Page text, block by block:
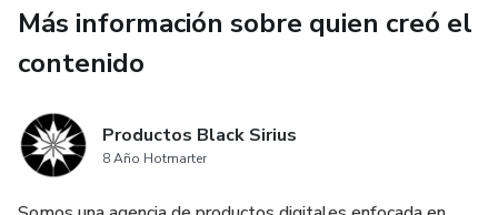
Más información sobre quien creó el
contenido
Productos Black Sirius
8 Año Hotmarter